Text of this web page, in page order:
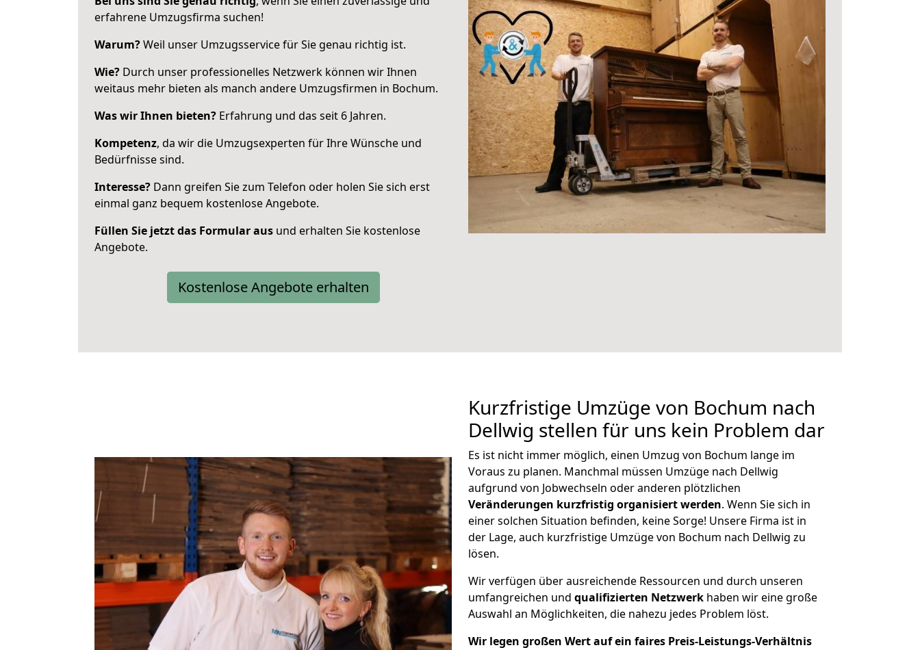
erfahrene Umzugsfirma suchen!
Warum?Weil unser Umzugsservice für Sie genau richtig ist.
Wie? Durch unser professionelles Netzwerk können wir Ihnen
weitaus mehr bieten als manch andere Umzugsfirmen in Bochum.
Was wir Ihnen bieten? Erfahrung und das seit 6 Jahren.
Kompetenz, da wir die Umzugsexperten für Ihre Wünsche und
Bedürfnisse sind.
Interesse? Dann greifen Sie zum Telefon oder holen Sie sich erst
einmal ganz bequem kostenlose Angebote.
Füllen Sie jetzt das Formular aus und erhalten Sie kostenlose
Angebote.
Kostenlose Angebote erhalten
Kurzfristige Umzüge von Bochum nach
Dellwig stellen für uns kein Problem dar
Es ist nicht immer möglich, einen Umzug von Bochum lange im
Voraus zu planen. Manchmal müssen Umzüge nach Dellwig
aufgrund von Jobwechseln oder anderen plötzlichen
Veränderungen kurzfristig organisiert werden. Wenn Sie sich in
einer solchen Situation befinden, keine Sorge! Unsere Firma ist in
der Lage, auch kurzfristige Umzüge von Bochum nach Dellwig zu
lösen.
Wir verfügen über ausreichende Ressourcen und durch unseren
umfangreichen und qualifizierten Netzwerk haben wir eine große
Auswahl an Möglichkeiten, die nahezu jedes Problem löst.
Wir legen großen Wert auf ein faires Preis-Leistungs-Verhältnis